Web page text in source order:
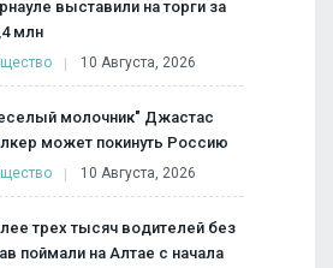
выставили на торги за
млн
10 Августа, 2026
молочник" Джастас
может покинуть Россию
10 Августа, 2026
трех тысяч водителей без
поймали на Алтае с начала